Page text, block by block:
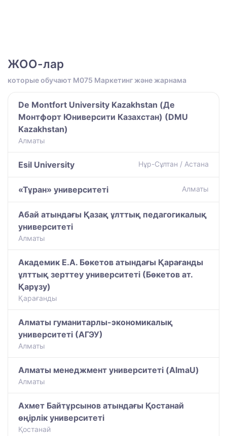
ЖОО-лар
которые обучают M075 Маркетинг және жарнама
De Montfort University Kazakhstan (Де
Монтфорт Юниверсити Казахстан) (DMU
Kazakhstan)
Алматы
Esil University Нұр-Сұлтан / Астана
«Тұран» университеті Алматы
Абай атындағы Қазақ ұлттық педагогикалық
университеті
Алматы
Академик Е.А. Бөкетов атындағы Қарағанды
ұлттық зерттеу университеті (Бөкетов ат.
Қарұзу)
Қарағанды
Алматы гуманитарлы-экономикалық
университеті (АГЭУ)
Алматы
Алматы менеджмент университеті (AlmaU)
Алматы
Ахмет Байтұрсынов атындағы Қостанай
өңірлік университеті
Қостанай